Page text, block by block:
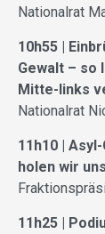
Nationalrat
10h55 |
Gewalt – so
Mitte-links
Nationalrat
11h10 |
holen wir
11h25 |